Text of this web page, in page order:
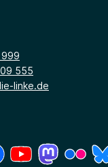
555
linke.de
Fenster)Fenster)
ein neues Fenster)
öffnet ein neues
(Link öffnet ein neues
(Link öffnet ein
(Link